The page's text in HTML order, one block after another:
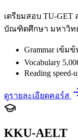
เตรียมสอบ TU-
บัณฑิตศึกษา มหาวิท
Grammar เข้มข้
Vocabulary
Reading speed-
ดูรายละเอียดคอร์ส
KKU-AELT